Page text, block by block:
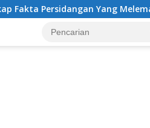
Yang Melemahkan